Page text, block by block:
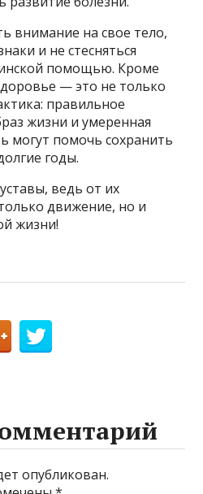
внимание на свое тело,
и не стесняться
помощью. Кроме
— это не только
правильное
жизни и умеренная
могут помочь сохранить
годы.
ведь от их
движение, но и
жизни!
опубликован.